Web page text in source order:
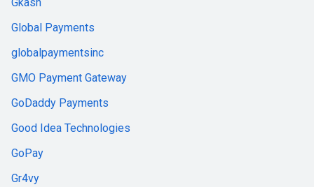
Global Payments
globalpaymentsinc
GMO Payment Gateway
GoDaddy Payments
Good Idea Technologies
GoPay
Gr4vy